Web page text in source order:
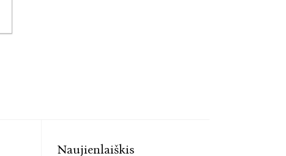
Naujienlaiškis